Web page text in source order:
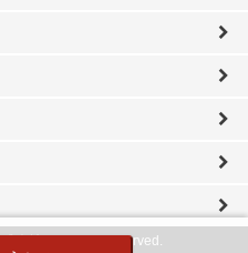
会社 All Rights reserved.